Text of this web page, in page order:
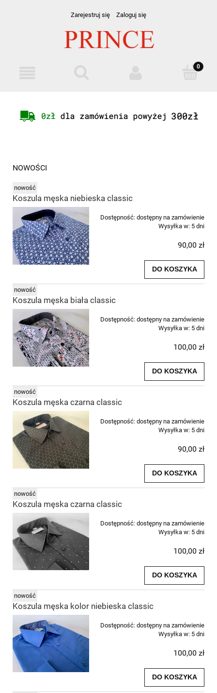
Zarejestruj się Zaloguj się
NOWOŚCI
Koszula męska niebieska classic
Dostępność: dostępny na zamówienie
Wysyłka w: 5 dni
90,00 zł
DO KOSZYKA
nowość
Koszula męska biała classic
Dostępność: dostępny na zamówienie
Wysyłka w: 5 dni
100,00 zł
DO KOSZYKA
nowość
Koszula męska czarna classic
Dostępność: dostępny na zamówienie
Wysyłka w: 5 dni
90,00 zł
DO KOSZYKA
nowość
Koszula męska czarna classic
Dostępność: dostępny na zamówienie
Wysyłka w: 5 dni
100,00 zł
DO KOSZYKA
nowość
Koszula męska kolor niebieska classic
Dostępność: dostępny na zamówienie
Wysyłka w: 5 dni
100,00 zł
DO KOSZYKA
nowość